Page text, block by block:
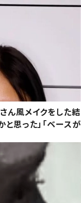
ん風メイクをした結
思った」「ベースが